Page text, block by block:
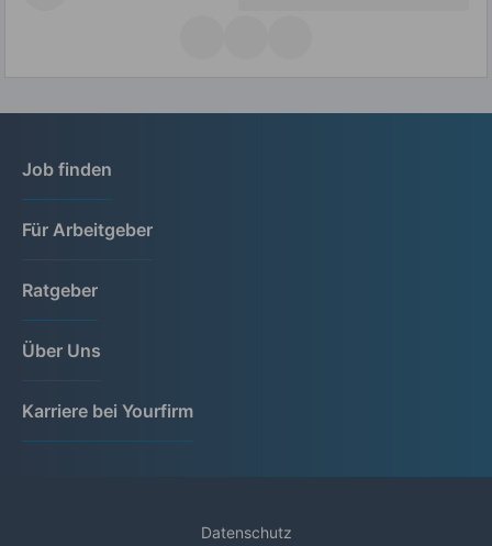
Job finden
Für Arbeitgeber
Ratgeber
Über Uns
Karriere bei Yourfirm
Datenschutz